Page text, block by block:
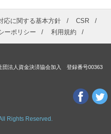
応に関する基本方針
CSR
ーポリシー 利用規約
法人資金決済協会加入 登録番号00363
Rights Reserved.